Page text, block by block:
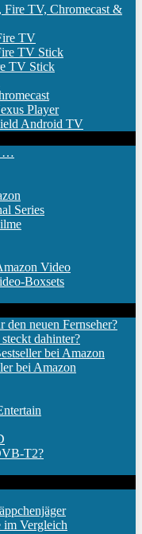
Fire TV, Chromecast &
TV
TV Stick
TV Stick
Player
Android TV
…
Series
Video
Boxsets
neuen Fernseher?
dahinter?
bei Amazon
bei Amazon
T2?
im Vergleich